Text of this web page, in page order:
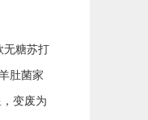
无糖苏打
肚菌家
变废为